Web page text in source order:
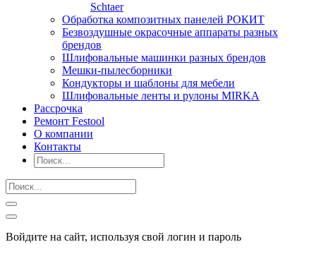
Schtaer
Обработка композитных панелей РОКИТ
Безвоздушные окрасочные аппараты разных
брендов
Шлифовальные машинки разных брендов
Мешки-пылесборники
Кондукторы и шаблоны для мебели
Шлифовальные ленты и рулоны MIRKA
Рассрочка
Ремонт Festool
О компании
Контакты
Войдите на сайт, используя свой логин и пароль